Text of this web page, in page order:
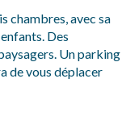
chambres, avec sa
Des
Un parking
de vous déplacer